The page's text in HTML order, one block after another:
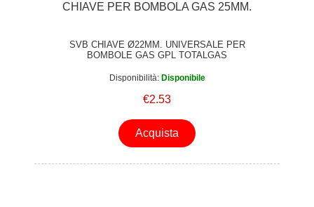
CHIAVE PER BOMBOLA GAS 25MM.
SVB CHIAVE Ø22MM. UNIVERSALE PER
BOMBOLE GAS GPL TOTALGAS
Disponibilità: Disponibile
€2.53
Acquista